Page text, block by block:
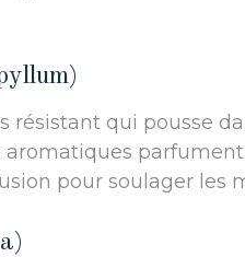
résistant qui pousse
aromatiques
pour soulager les